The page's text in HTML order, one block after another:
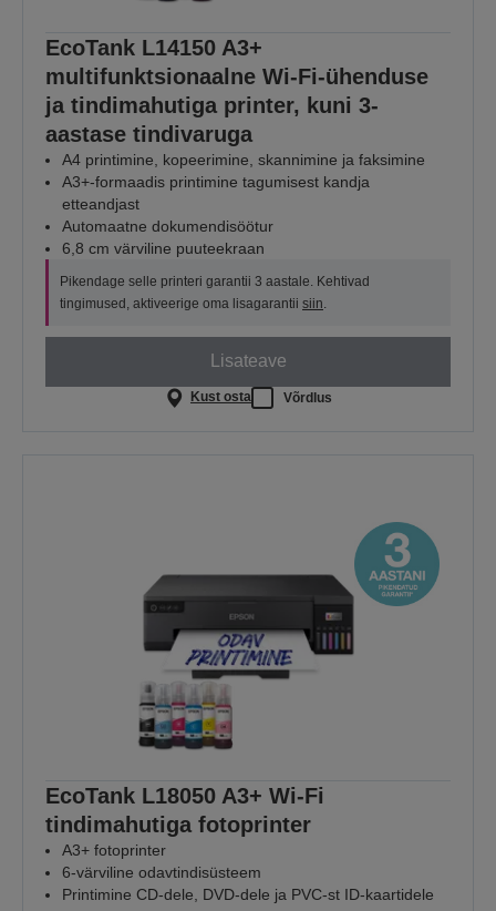
EcoTank L14150 A3+
multifunktsionaalne Wi-Fi-ühenduse
ja tindimahutiga printer, kuni 3-
aastase tindivaruga
A4 printimine, kopeerimine, skannimine ja faksimine
A3+-formaadis printimine tagumisest kandja
etteandjast
Automaatne dokumendisöötur
6,8 cm värviline puuteekraan
Pikendage selle printeri garantii 3 aastale. Kehtivad
tingimused, aktiveerige oma lisagarantii siin
Lisateave
Kust osta Võrdlus
EcoTank L18050 A3+ Wi-Fi
tindimahutiga fotoprinter
A3+ fotoprinter
6-värviline odavtindisüsteem
Printimine CD-dele, DVD-dele ja PVC-st ID-kaartidele